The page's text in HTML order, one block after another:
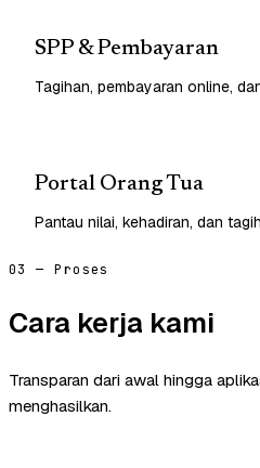
SPP & Pembayaran
Tagihan, pembayaran online,
Portal Orang Tua
Pantau nilai, kehadiran, dan
03 — Proses
Cara kerja kami
Transparan dari awal hingga
menghasilkan.